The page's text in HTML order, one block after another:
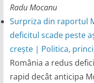
Radu Mocanu
Surpriza din raportul
deficitul scade peste
crește | Politica,
România a redus
rapid decât anticipa